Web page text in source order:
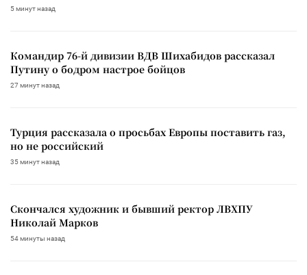
5 минут назад
Командир 76-й дивизии ВДВ Шихабидов рассказал
Путину о бодром настрое бойцов
27 минут назад
Турция рассказала о просьбах Европы поставить газ,
но не российский
35 минут назад
Скончался художник и бывший ректор ЛВХПУ
Николай Марков
54 минуты назад